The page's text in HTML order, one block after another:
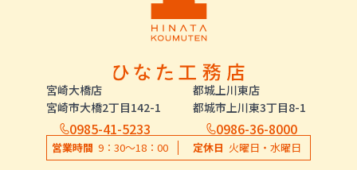
宮崎大橋店
宮崎市大橋2丁目142-1
0985-41-5233
都城上川東店
都城市上川東3丁目8-1
0986-36-8000
営業時間 9：30〜18：00 定休日 火曜日・水曜日